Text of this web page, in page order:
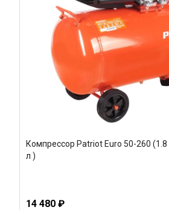
Компрессор Patriot Euro 50-260
л )
14 480 ₽